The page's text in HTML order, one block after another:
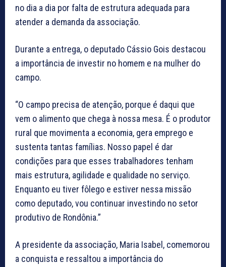
no dia a dia por falta de estrutura adequada para
atender a demanda da associação.
Durante a entrega, o deputado Cássio Gois destacou
a importância de investir no homem e na mulher do
campo.
“O campo precisa de atenção, porque é daqui que
vem o alimento que chega à nossa mesa. É o produtor
rural que movimenta a economia, gera emprego e
sustenta tantas famílias. Nosso papel é dar
condições para que esses trabalhadores tenham
mais estrutura, agilidade e qualidade no serviço.
Enquanto eu tiver fôlego e estiver nessa missão
como deputado, vou continuar investindo no setor
produtivo de Rondônia.”
A presidente da associação, Maria Isabel, comemorou
a conquista e ressaltou a importância do